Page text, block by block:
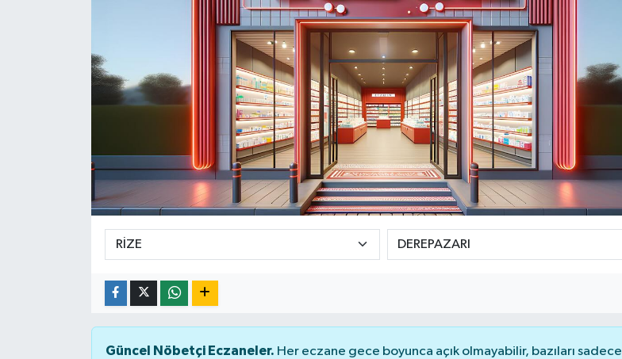
Güncel Nöbetçi Eczaneler. Her eczane gece boyunca açık olmayabilir, bazıları sadece